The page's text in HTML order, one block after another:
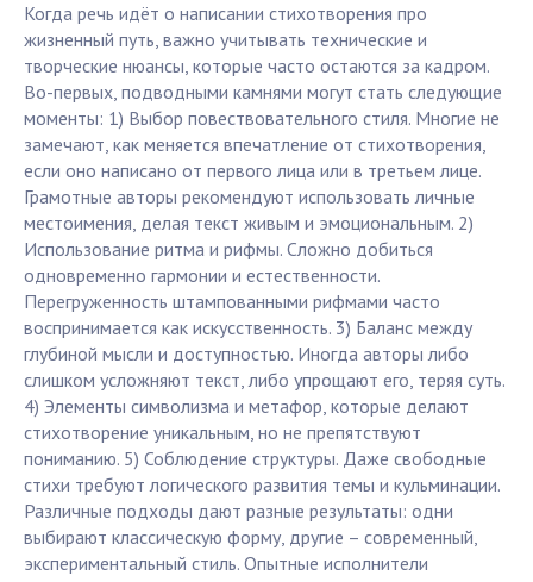
Когда речь идёт о написании стихотворения про
жизненный путь, важно учитывать технические и
творческие нюансы, которые часто остаются за кадром.
Во-первых, подводными камнями могут стать следующие
моменты: 1) Выбор повествовательного стиля. Многие не
замечают, как меняется впечатление от стихотворения,
если оно написано от первого лица или в третьем лице.
Грамотные авторы рекомендуют использовать личные
местоимения, делая текст живым и эмоциональным. 2)
Использование ритма и рифмы. Сложно добиться
одновременно гармонии и естественности.
Перегруженность штампованными рифмами часто
воспринимается как искусственность. 3) Баланс между
глубиной мысли и доступностью. Иногда авторы либо
слишком усложняют текст, либо упрощают его, теряя суть.
4) Элементы символизма и метафор, которые делают
стихотворение уникальным, но не препятствуют
пониманию. 5) Соблюдение структуры. Даже свободные
стихи требуют логического развития темы и кульминации.
Различные подходы дают разные результаты: одни
выбирают классическую форму, другие – современный,
экспериментальный стиль. Опытные исполнители